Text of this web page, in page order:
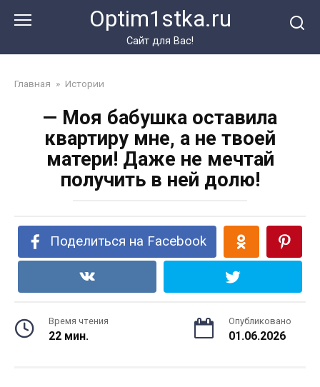
Optim1stka.ru
Сайт для Вас!
Главная » Истории
— Моя бабушка оставила
квартиру мне, а не твоей
матери! Даже не мечтай
получить в ней долю!
Поделиться на Facebook
Время чтения
22 мин.
Опубликовано
01.06.2026